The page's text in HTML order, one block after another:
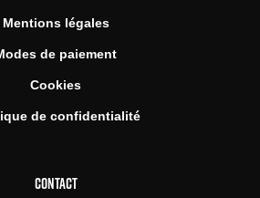
Mentions légales
de paiement
Cookies
de confidentialité
CONTACT